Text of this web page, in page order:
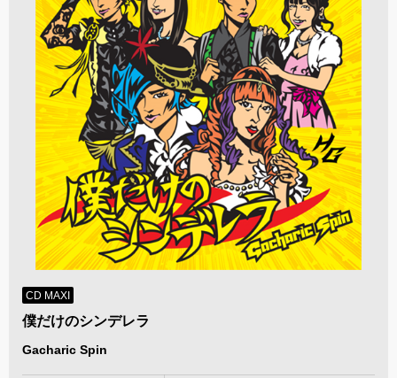
CD MAXI
僕だけのシンデレラ
Gacharic Spin